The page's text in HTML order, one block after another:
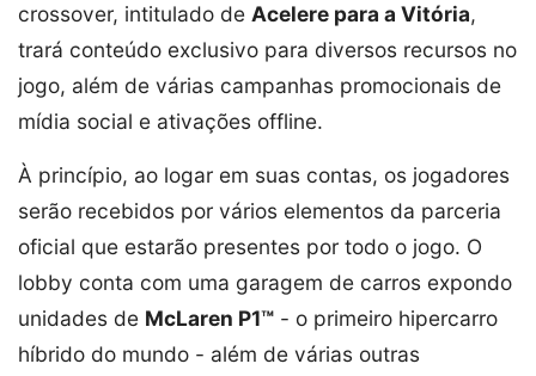
crossover, intitulado de Acelere para a Vitória,
trará conteúdo exclusivo para diversos recursos no
jogo, além de várias campanhas promocionais de
mídia social e ativações offline.
À princípio, ao logar em suas contas, os jogadores
serão recebidos por vários elementos da parceria
oficial que estarão presentes por todo o jogo. O
lobby conta com uma garagem de carros expondo
unidades de McLaren P1™ - o primeiro hipercarro
híbrido do mundo - além de várias outras